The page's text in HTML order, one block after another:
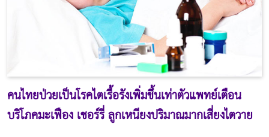
คนไทยป่วยเป็นโรคไตเรื้อรังเพิ่มขึ้นเท่าตัวแพทย์เตือน
บริโภคมะเฟือง เชอร์รี่ ลูกเหนียงปริมาณมากเสี่ยงไตวาย